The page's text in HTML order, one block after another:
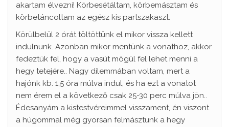
akartam élvezni! Körbesétáltam, körbemásztam és
körbetáncoltam az egész kis partszakaszt.
Körülbelül 2 órát töltöttünk el mikor vissza kellett
indulnunk. Azonban mikor mentünk a vonathoz, akkor
fedeztük fel, hogy a vasút mögül fel lehet menni a
hegy tetejére.. Nagy dilemmában voltam, mert a
hajónk kb. 1,5 óra múlva indul, és ha ezt a vonatot
nem érem el a következő csak 25-30 perc múlva jön..
Édesanyám a kistestvéreimmel visszament, én viszont
a húgommal még gyorsan felmásztunk a hegy